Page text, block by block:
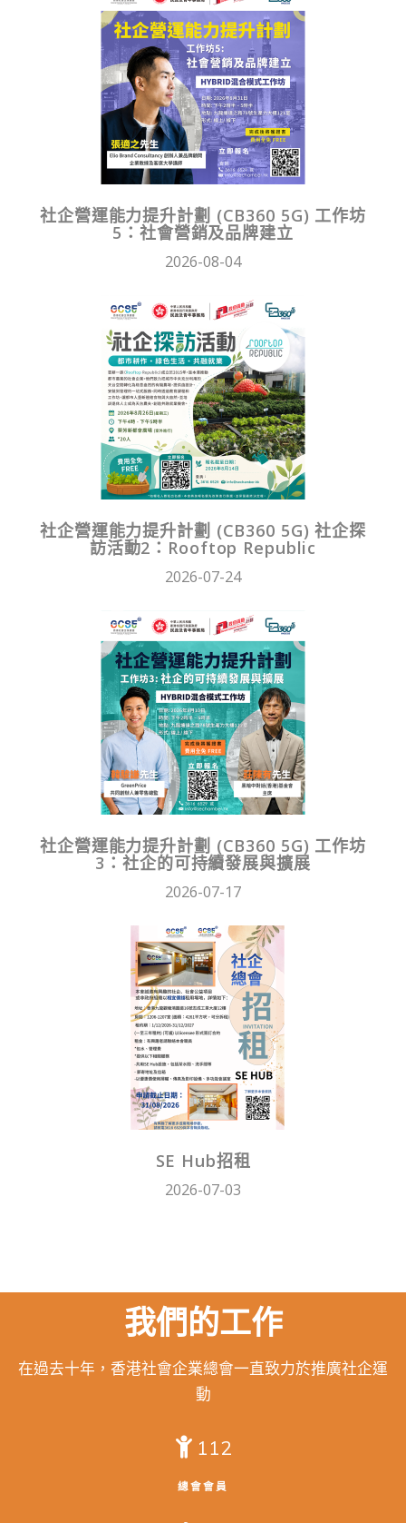
社企營運能力提升計劃 (CB360 5G) 工作坊
5：社會營銷及品牌建立
2026-08-04
社企營運能力提升計劃 (CB360 5G) 社企探
訪活動2：Rooftop Republic
2026-07-24
社企營運能力提升計劃 (CB360 5G) 工作坊
3：社企的可持續發展與擴展
2026-07-17
SE Hub招租
2026-07-03
我們的工作
在過去十年，香港社會企業總會一直致力於推廣社企運
動
112
總會會員